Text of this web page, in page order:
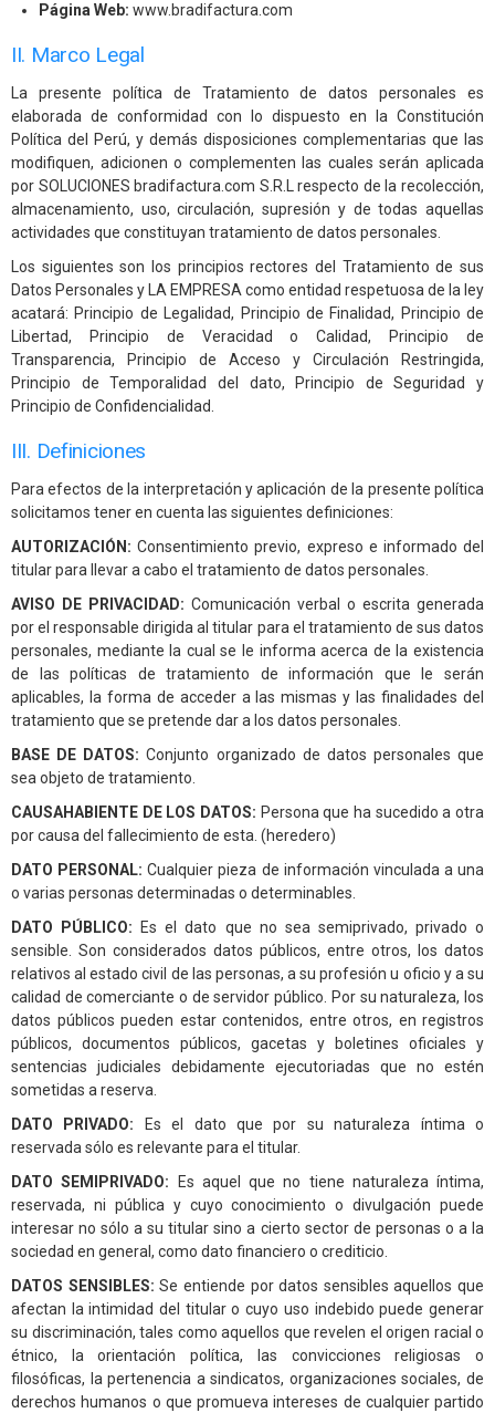
Página Web: www.bradifactura.com
II. Marco Legal
La presente política de Tratamiento de datos personales es
elaborada de conformidad con lo dispuesto en la Constitución
Política del Perú, y demás disposiciones complementarias que las
modifiquen, adicionen o complementen las cuales serán aplicada
por SOLUCIONES bradifactura.com S.R.L respecto de la recolección,
almacenamiento, uso, circulación, supresión y de todas aquellas
actividades que constituyan tratamiento de datos personales.
Los siguientes son los principios rectores del Tratamiento de sus
Datos Personales y LA EMPRESA como entidad respetuosa de la ley
acatará: Principio de Legalidad, Principio de Finalidad, Principio de
Libertad, Principio de Veracidad o Calidad, Principio de
Transparencia, Principio de Acceso y Circulación Restringida,
Principio de Temporalidad del dato, Principio de Seguridad y
Principio de Confidencialidad.
III. Definiciones
Para efectos de la interpretación y aplicación de la presente política
solicitamos tener en cuenta las siguientes definiciones:
AUTORIZACIÓN: Consentimiento previo, expreso e informado del
titular para llevar a cabo el tratamiento de datos personales.
AVISO DE PRIVACIDAD: Comunicación verbal o escrita generada
por el responsable dirigida al titular para el tratamiento de sus datos
personales, mediante la cual se le informa acerca de la existencia
de las políticas de tratamiento de información que le serán
aplicables, la forma de acceder a las mismas y las finalidades del
tratamiento que se pretende dar a los datos personales.
BASE DE DATOS: Conjunto organizado de datos personales que
sea objeto de tratamiento.
CAUSAHABIENTE DE LOS DATOS: Persona que ha sucedido a otra
por causa del fallecimiento de esta. (heredero)
DATO PERSONAL:Cualquier pieza de información vinculada a una
o varias personas determinadas o determinables.
DATO PÚBLICO: Es el dato que no sea semiprivado, privado o
sensible. Son considerados datos públicos, entre otros, los datos
relativos al estado civil de las personas, a su profesión u oficio y a su
calidad de comerciante o de servidor público. Por su naturaleza, los
datos públicos pueden estar contenidos, entre otros, en registros
públicos, documentos públicos, gacetas y boletines oficiales y
sentencias judiciales debidamente ejecutoriadas que no estén
sometidas a reserva.
DATO PRIVADO: Es el dato que por su naturaleza íntima o
reservada sólo es relevante para el titular.
DATO SEMIPRIVADO:
Es aquel que no tiene naturaleza íntima,
reservada, ni pública y cuyo conocimiento o divulgación puede
interesar no sólo a su titular sino a cierto sector de personas o a la
sociedad en general, como dato financiero o crediticio.
DATOS SENSIBLES: Se entiende por datos sensibles aquellos que
afectan la intimidad del titular o cuyo uso indebido puede generar
su discriminación, tales como aquellos que revelen el origen racial o
étnico, la orientación política, las convicciones religiosas o
filosóficas, la pertenencia a sindicatos, organizaciones sociales, de
derechos humanos o que promueva intereses de cualquier partido